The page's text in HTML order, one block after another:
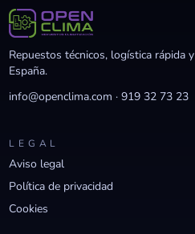
Repuestos técnicos, logística rápida
España.
info@openclima.com ·919 32 73 23
LEGAL
Aviso legal
Política de privacidad
Cookies